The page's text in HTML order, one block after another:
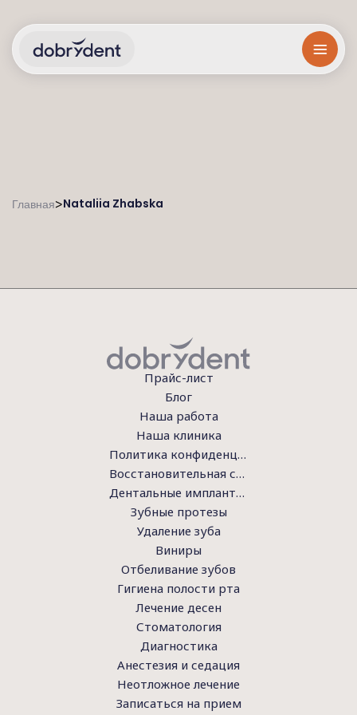
Главная>Nataliia Zhabska
Прайс-лист
Блог
Наша работа
Наша клиника
Политика конфиденциальности
Восстановительная стоматология
Дентальные имплантаты
Зубные протезы
Удаление зуба
Виниры
Отбеливание зубов
Гигиена полости рта
Лечение десен
Стоматология
Диагностика
Анестезия и седация
Неотложное лечение
Записаться на прием